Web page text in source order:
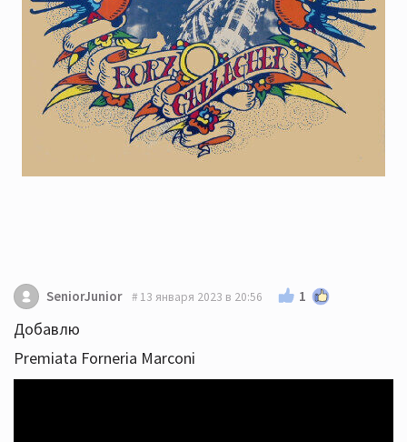
SeniorJunior 13 января 2023 в 20:56 1
Добавлю
Premiata Forneria Marconi